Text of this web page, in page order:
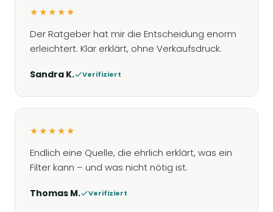
★★★★★
Der Ratgeber hat mir die Entscheidung enorm
erleichtert. Klar erklärt, ohne Verkaufsdruck.
Sandra K. Verifiziert
★★★★★
Endlich eine Quelle, die ehrlich erklärt, was ein
Filter kann – und was nicht nötig ist.
Thomas M. Verifiziert